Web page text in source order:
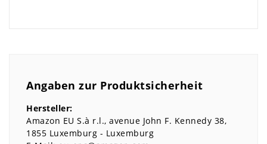
Angaben zur Produktsicherheit
Hersteller:
Amazon EU S.à r.l. avenue John F. Kennedy 38
1855 Luxemburg
Luxemburg